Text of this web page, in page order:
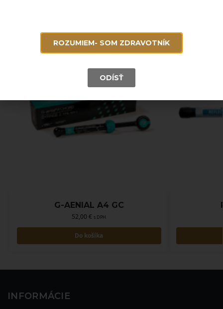
G-AENIAL A4 GC
52,00€ s DPH
Do košíka
INFORMÁCIE
ROZUMIEM- SOM ZDRAVOTNÍK
ODÍSŤ